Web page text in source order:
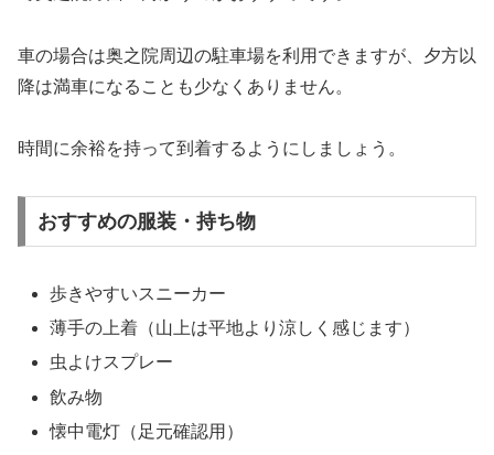
車の場合は奥之院周辺の駐車場を利用できますが、夕方以
降は満車になることも少なくありません。
時間に余裕を持って到着するようにしましょう。
おすすめの服装・持ち物
歩きやすいスニーカー
薄手の上着（山上は平地より涼しく感じます）
虫よけスプレー
飲み物
懐中電灯（足元確認用）